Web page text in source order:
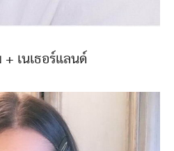
+ เนเธอร์แลนด์